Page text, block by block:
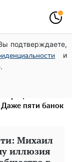
подтверждаете,
и
заставила
началом
все:
следующим
Даже пяти банок
Михаил
иллюзия